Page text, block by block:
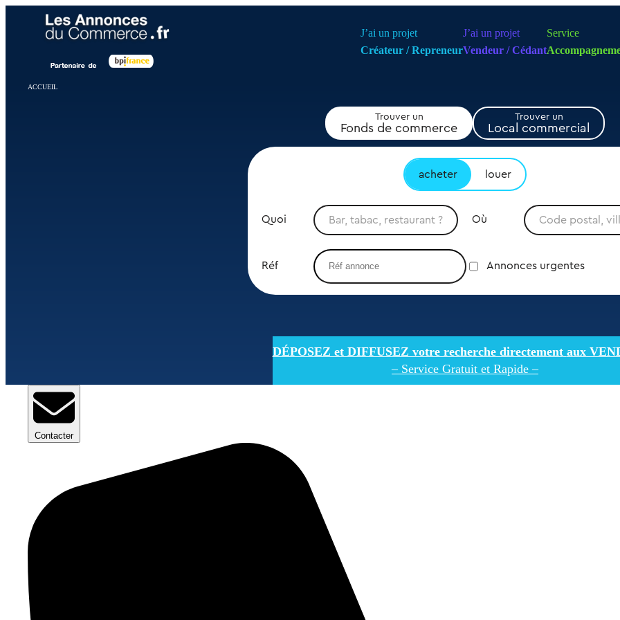
J’ai un projet
Créateur / Repreneur
J’ai un projet
Vendeur / Cédant
Service
ACCUEIL
Trouver un
Fonds de commerce
Trouver un
Local commercial
acheter louer
Quoi Où
Réf Annonces urgentes
DÉPOSEZ et DIFFUSEZ votre recherche directement aux
– Service Gratuit et Rapide –
Contacter
Panneau de gestion des cookies